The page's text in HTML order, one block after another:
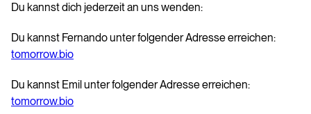
Du kannst dich jederzeit an uns wenden:
Du kannst Fernando unter folgender Adresse erreichen:
tomorrow.bio
Du kannst Emil unter folgender Adresse erreichen:
tomorrow.bio